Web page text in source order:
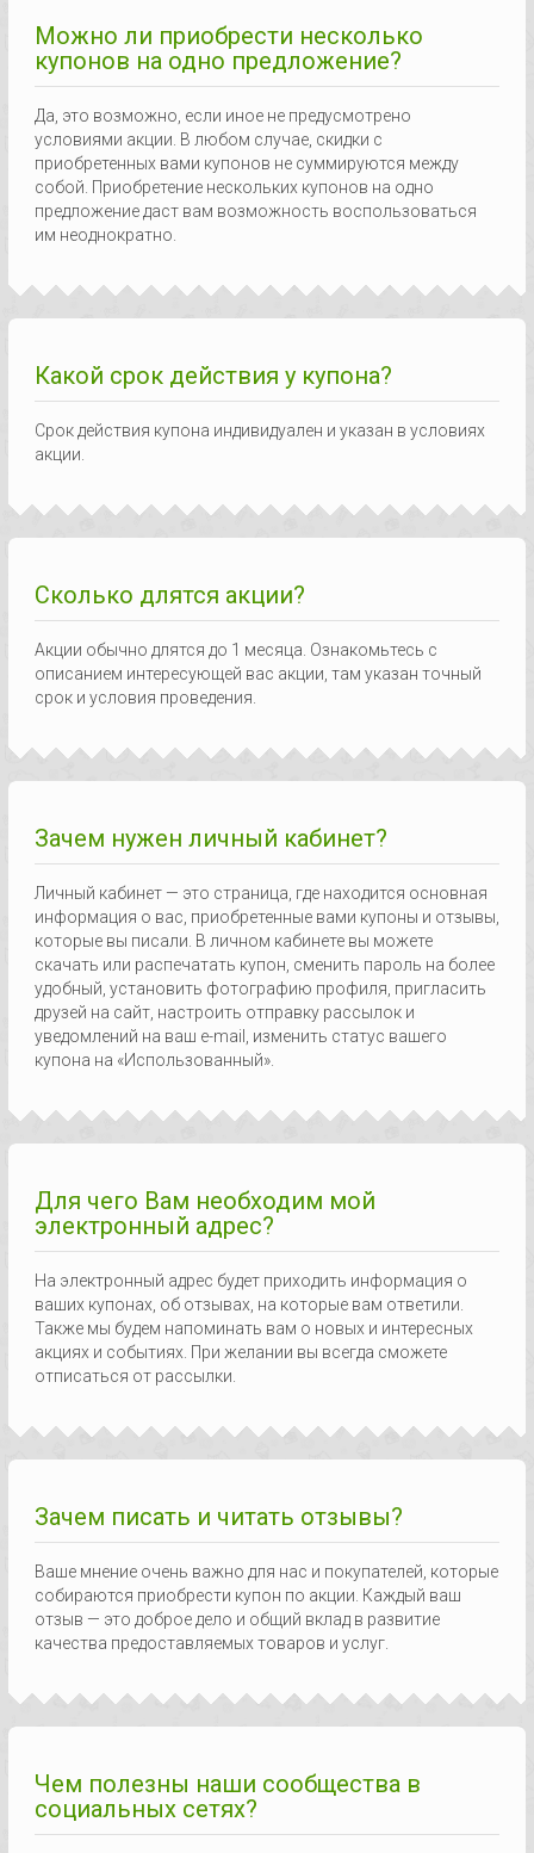
Можно ли приобрести несколько
купонов на одно предложение?
Да, это возможно, если иное не предусмотрено
условиями акции. В любом случае, скидки с
приобретенных вами купонов не суммируются между
собой. Приобретение нескольких купонов на одно
предложение даст вам возможность воспользоваться
им неоднократно.
Какой срок действия у купона?
Срок действия купона индивидуален и указан в условиях
акции.
Сколько длятся акции?
Акции обычно длятся до 1 месяца. Ознакомьтесь с
описанием интересующей вас акции, там указан точный
срок и условия проведения.
Зачем нужен личный кабинет?
Личный кабинет — это страница, где находится основная
информация о вас, приобретенные вами купоны и отзывы,
которые вы писали. В личном кабинете вы можете
скачать или распечатать купон, сменить пароль на более
удобный, установить фотографию профиля, пригласить
друзей на сайт, настроить отправку рассылок и
уведомлений на ваш e-mail, изменить статус вашего
купона на «Использованный».
Для чего Вам необходим мой
электронный адрес?
На электронный адрес будет приходить информация о
ваших купонах, об отзывах, на которые вам ответили.
Также мы будем напоминать вам о новых и интересных
акциях и событиях. При желании вы всегда сможете
отписаться от рассылки.
Зачем писать и читать отзывы?
Ваше мнение очень важно для нас и покупателей, которые
собираются приобрести купон по акции. Каждый ваш
отзыв — это доброе дело и общий вклад в развитие
качества предоставляемых товаров и услуг.
Чем полезны наши сообщества в
социальных сетях?